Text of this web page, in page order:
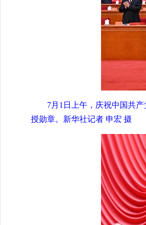
7月1日上午，庆祝中国共
授勋章。新华社记者 申宏 摄